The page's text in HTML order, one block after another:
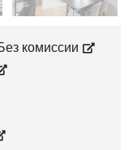
комиссии